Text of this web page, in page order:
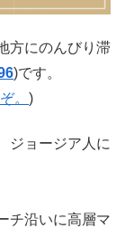
方にのんびり滞
)です。
。 )
ジョージア人に
チ沿いに高層マ